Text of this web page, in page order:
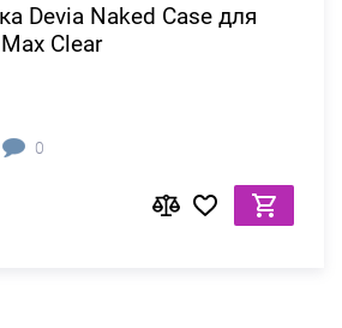
Devia Naked Case для
Clear
0